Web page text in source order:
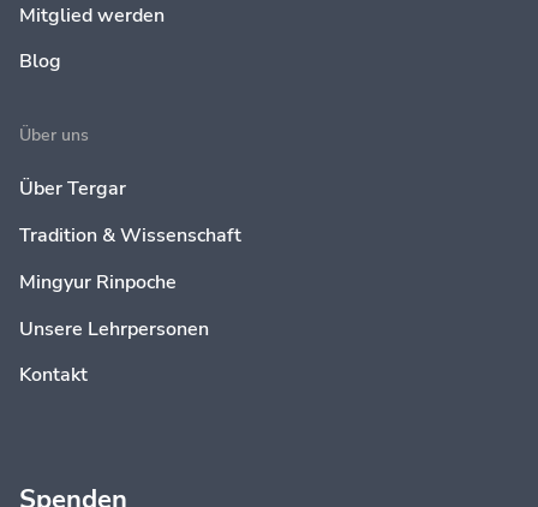
Mitglied werden
Blog
Über uns
Über Tergar
Tradition & Wissenschaft
Mingyur Rinpoche
Unsere Lehrpersonen
Kontakt
Spenden